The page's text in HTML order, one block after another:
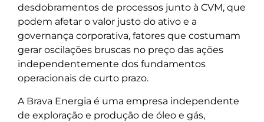
desdobramentos de processos junto à CVM, que
podem afetar o valor justo do ativo e a
governança corporativa, fatores que costumam
gerar oscilações bruscas no preço das ações
independentemente dos fundamentos
operacionais de curto prazo.
A Brava Energia é uma empresa independente
de exploração e produção de óleo e gás,